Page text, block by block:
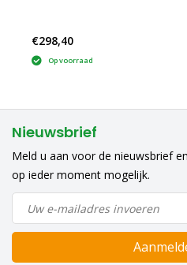
€298,40
Op voorraad
Nieuwsbrief
Meld u aan voor de nieuwsbrief
op ieder moment mogelijk.